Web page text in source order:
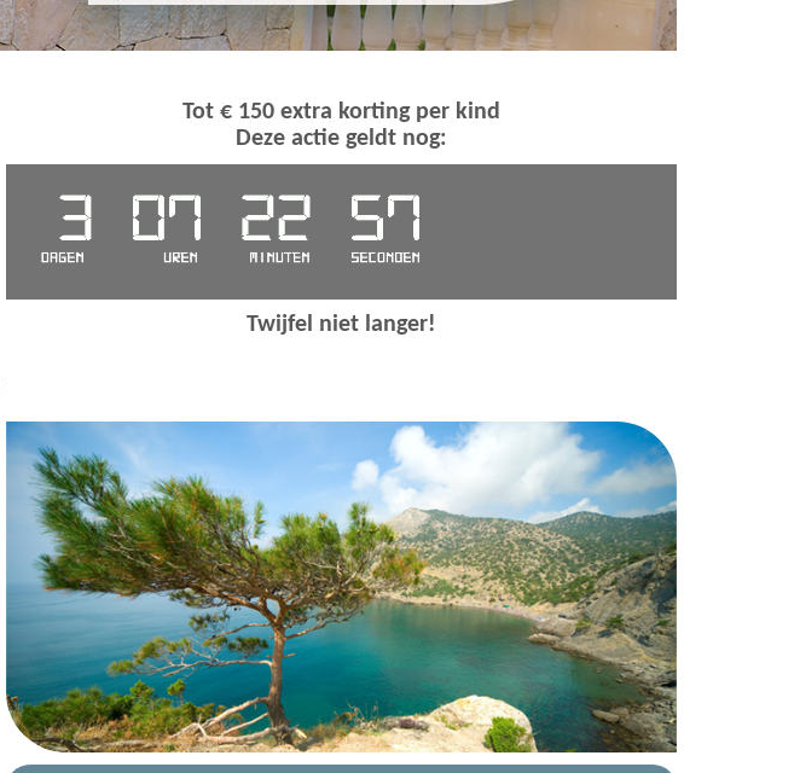
Tot € 150 extra korting per kind
Deze actie geldt nog:
Twijfel niet langer!